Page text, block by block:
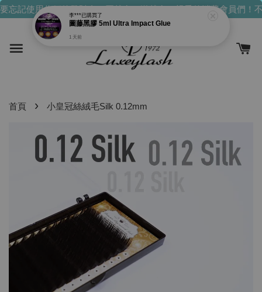
記使用你們的發財金！買越多，送越多！親愛的消費會員們！不
首頁 › 小皇冠絲絨毛Silk 0.12mm
李***已購買了
圖藤黑膠 5ml Ultra Impact Glue
1 天前